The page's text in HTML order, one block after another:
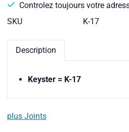
Controlez toujours votre
SKU
K-17
Description
Keyster = K-17
plus Joints